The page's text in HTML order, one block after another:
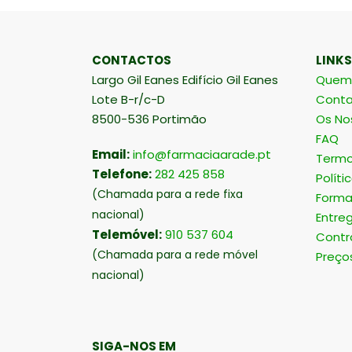
CONTACTOS
Largo Gil Eanes Edifício Gil Eanes
Lote B-r/c-D
8500-536 Portimão
Email:info@farmaciaarade.pt
Telefone:282 425 858
(Chamada para a rede fixa
nacional)
Telemóvel:910 537 604
(Chamada para a rede móvel
nacional)
SIGA-NOS EM
Os
FAQ